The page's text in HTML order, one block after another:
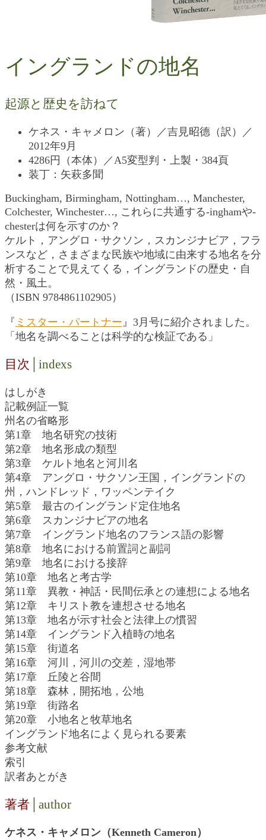
イングランドの地名
起源と歴史を訪ねて
ケネス・キャメロン（著）／吉見昭德（訳）／
2012年9月
4286円（本体）／A5変型判・上製・384頁
装丁：矢萩多聞
Buckingham, Birmingham, Nottingham…, Manchester,
Colchester, Winchester…, これらに共通する-inghamや-
chesterは何を示すのか？
ケルト，アングロ・サクソン，スカンジナビア，フラ
ンスなど，さまざまな民族や地域に由来する地名を分
析することで見えてくる，イングランドの歴史・自
然・風土。
（ISBN 9784861102905）
『 ミスター・パートナー』3月号に紹介されました。
「地名を調べることは科学的な検証である」
目次 │indexs
はしがき
記載例証一覧
州名の省略形
第1章 地名研究の技術
第2章 地名形成の類型
第3章 ケルト地名と河川名
第4章 アングロ・サクソン王国，イングランドの
州，ハンドレッド，ワッペンテイク
第5章 最古のイングランド定住地名
第6章 スカンジナビアの地名
第7章 イングランド地名のフランス語の影響
第8章 地名における前置詞と副詞
第9章 地名における接辞
第10章 地名と考古学
第11章 異教・神話・民間伝承との連想による地名
第12章 キリスト教を連想させる地名
第13章 地名が示す社会と法律上の慣習
第14章 イングランド入植時の地名
第15章 街道名
第16章 河川，河川の交差，湿地帯
第17章 丘陵と谷間
第18章 森林，開拓地，公地
第19章 街路名
第20章 小地名と牧草地名
イングランド地名によく見られる要素
参考文献
索引
訳者あとがき
著者 │author
ケネス・キャメロン（Kenneth Cameron）